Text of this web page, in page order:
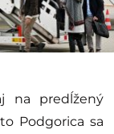
na predĺžený
Podgorica sa